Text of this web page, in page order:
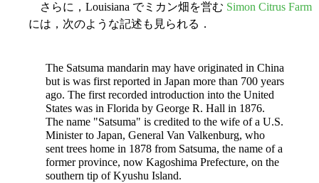
さらに，Louisiana でミカン畑を営む Simon Citrus Farm
には，次のような記述も見られる．
The Satsuma mandarin may have originated in China
but is was first reported in Japan more than 700 years
ago. The first recorded introduction into the United
States was in Florida by George R. Hall in 1876.
The name "Satsuma" is credited to the wife of a U.S.
Minister to Japan, General Van Valkenburg, who
sent trees home in 1878 from Satsuma, the name of a
former province, now Kagoshima Prefecture, on the
southern tip of Kyushu Island.